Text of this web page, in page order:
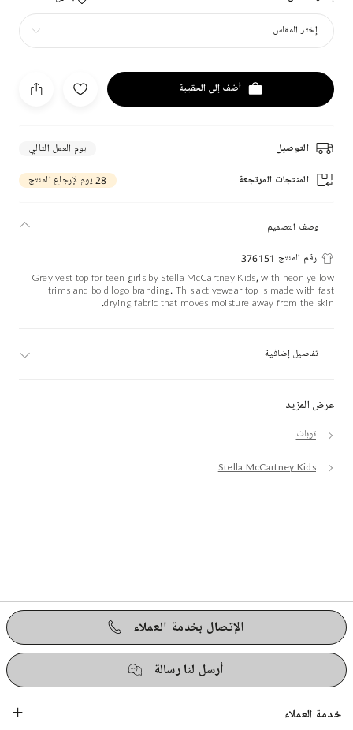
إختر المقاس
أضف إلى الحقيبة
التوصيل يوم العمل التالي
المنتجات المرتجعة 28 يوم لإرجاع المنتج
عرض المزيد
توبات
Stella McCartney Kids
وصف التصميم
رقم المنتج 376151
Grey vest top for teen girls by Stella McCartney Kids, with neon yellow
trims and bold logo branding. This activewear top is made with fast
drying fabric that moves moisture away from the skin.
تفاصيل إضافية
الإتصال بخدمة العملاء
أرسل لنا رسالة
خدمة العملاء